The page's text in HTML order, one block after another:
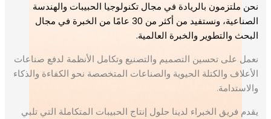
بالريادة في مجال تكنولوجيا الحبيبات والهندسة
الصناعية، ونستفيد من أكثر من 30 عامًا من الخبرة في مجال
والخبرة العالمية.
تحسين التصميم والتصنيع وتكامل الأنظمة لدفع صناعات
والكتلة الحيوية والصناعات المتخصصة نحو الكفاءة والذكاء
الخبراء لدينا حلول إنتاج الحبيبات المتكاملة التي تلبي